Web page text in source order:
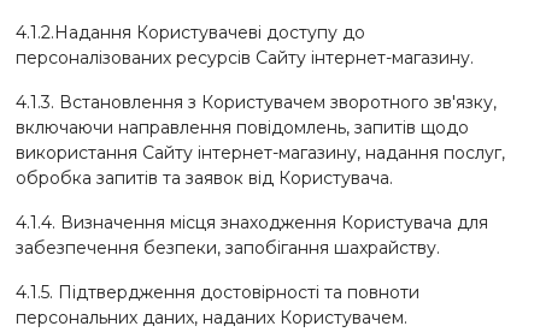
4.1.2.Надання Користувачеві доступу до
персоналізованих ресурсів Сайту інтернет-магазину.
4.1.3. Встановлення з Користувачем зворотного зв'язку,
включаючи направлення повідомлень, запитів щодо
використання Сайту інтернет-магазину, надання послуг,
обробка запитів та заявок від Користувача.
4.1.4. Визначення місця знаходження Користувача для
забезпечення безпеки, запобігання шахрайству.
4.1.5. Підтвердження достовірності та повноти
персональних даних, наданих Користувачем.